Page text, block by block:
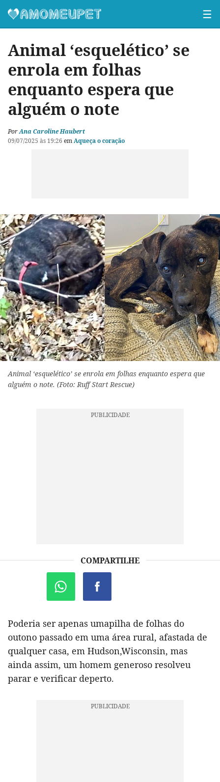
☰
Animal ‘esquelético’ se
enrola em folhas
enquanto espera que
alguém o note
PorAna Caroline Haubert
09/07/2025 às 19:26 emAqueça o coração
Animal ‘esquelético’ se enrola em folhas enquanto espera que
alguém o note. (Foto: Ruff Start Rescue)
COMPARTILHE
Poderia ser apenas umapilha de folhas do
outono passado em uma área rural, afastada de
qualquer casa, em Hudson,Wisconsin, mas
ainda assim, um homem generoso resolveu
parar e verificar deperto.